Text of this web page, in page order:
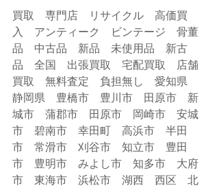
買取　専門店　リサイクル　高価買
入　アンティーク　ビンテージ　骨董
品　中古品　新品　未使用品　新古
品　全国　出張買取　宅配買取　店舗
買取　無料査定　負担無し　愛知県
静岡県　豊橋市　豊川市　田原市　新
城市　蒲郡市　田原市　岡崎市　安城
市　碧南市　幸田町　高浜市　半田
市　常滑市　刈谷市　知立市　豊田
市　豊明市　みよし市　知多市　大府
市　東海市　浜松市　湖西　西区　北